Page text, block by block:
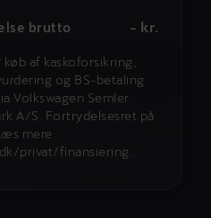
brutto - kr.
køb af kaskoforsikring,
og BS-betaling.
Volkswagen Semler
A/S. Fortrydelsesret på
mere
privat/finansiering.